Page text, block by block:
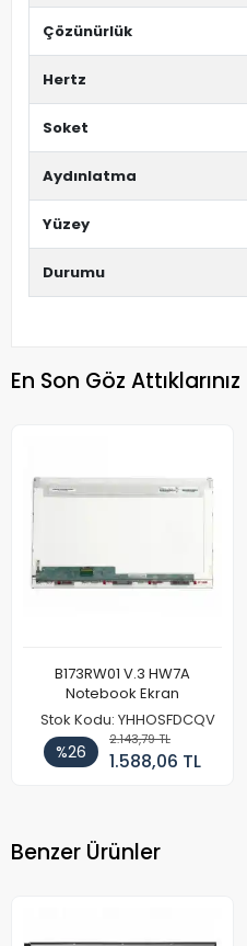
Çözünürlük
Hertz
Soket
Aydınlatma
Yüzey
Durumu
En Son Göz Attıklarınız
B173RW01 V.3 HW7A
Notebook Ekran
Stok Kodu: YHHOSFDCQV
%26
2.143,79 TL
1.588,06 TL
Benzer Ürünler